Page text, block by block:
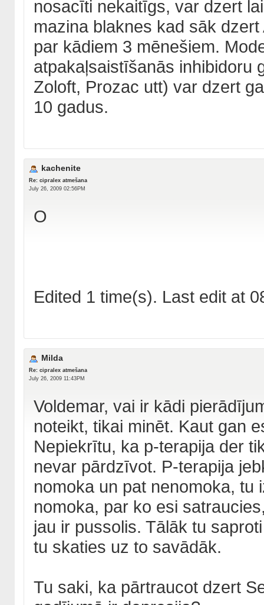
nosacīti nekaitīgs, var dzert
mazina blaknes kad sāk
par kādiem 3 mēnešiem.
atpakaļsaistīšanās inhibidoru
Zoloft, Prozac utt) var dzert
10 gadus.
kachenite
Re: cipralex atmešana
July 26, 2009 02:56PM
O
Edited 1 time(s). Last edit at
Milda
Re: cipralex atmešana
July 26, 2009 11:43PM
Voldemar, vai ir kādi
noteikt, tikai minēt. Kaut gan
Nepiekrītu, ka p-terapija der
nevar pārdzīvot. P-terapija
nomoka un pat nenomoka,
nomoka, par ko esi
jau ir pussolis. Tālāk tu
tu skaties uz to savādāk.
Tu saki, ka pārtraucot dzert